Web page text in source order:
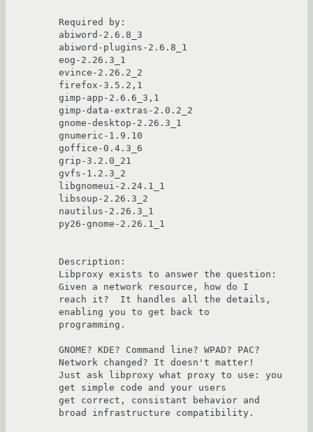
Required by:
abiword-2.6.8_3
abiword-plugins-2.6.8_1
eog-2.26.3_1
evince-2.26.2_2
firefox-3.5.2,1
gimp-app-2.6.6_3,1
gimp-data-extras-2.0.2_2
gnome-desktop-2.26.3_1
gnumeric-1.9.10
goffice-0.4.3_6
grip-3.2.0_21
gvfs-1.2.3_2
libgnomeui-2.24.1_1
libsoup-2.26.3_2
nautilus-2.26.3_1
py26-gnome-2.26.1_1
Description:
Libproxy exists to answer the question:
Given a network resource, how do I
reach it?  It handles all the details,
enabling you to get back to
programming.
GNOME? KDE? Command line? WPAD? PAC?
Network changed? It doesn't matter!
Just ask libproxy what proxy to use: you
get simple code and your users
get correct, consistant behavior and
broad infrastructure compatibility.